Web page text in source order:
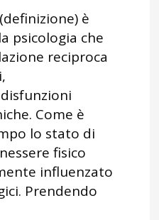
è
psicologia che
reciproca
Come è
lo stato di
fisico
influenzato
Prendendo